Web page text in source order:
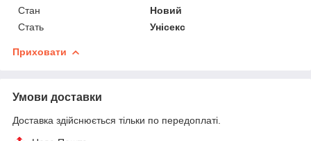
Стан
Новий
Стать
Унісекс
Приховати
Умови доставки
Доставка здійснюється тільки по передоплаті.